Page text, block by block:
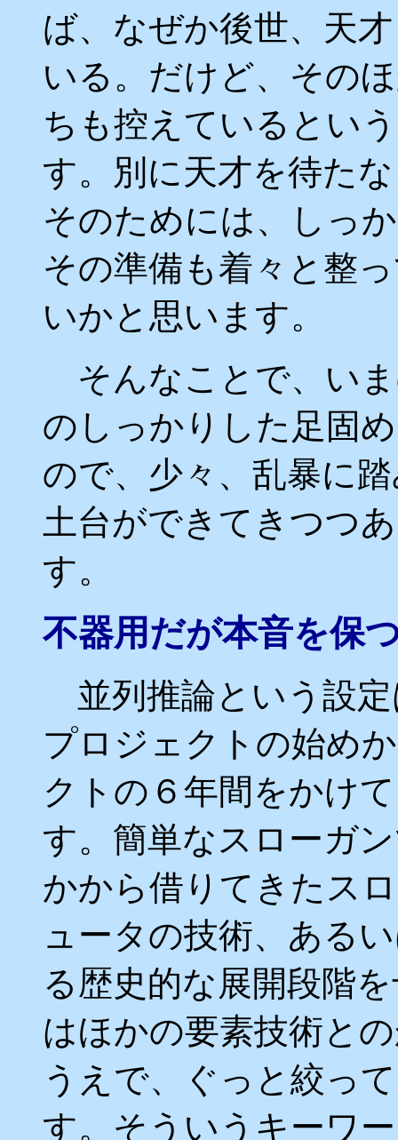
ば、なぜか後世、天
いる。だけど、その
ちも控えているとい
す。別に天才を待た
そのためには、しっ
その準備も着々と整
いかと思います。
そんなことで、い
のしっかりした足固
ので、少々、乱暴に
土台ができてきつつ
す。
不器用だが本音を保
並列推論という設
プロジェクトの始め
クトの６年間をかけ
す。簡単なスローガ
かから借りてきたス
ュータの技術、ある
る歴史的な展開段階
はほかの要素技術と
うえで、ぐっと絞っ
す。そういうキーワ